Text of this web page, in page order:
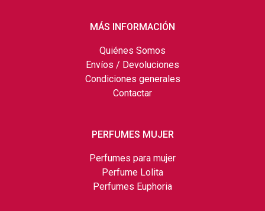
MÁS INFORMACIÓN
Quiénes Somos
Envíos / Devoluciones
Condiciones generales
Contactar
PERFUMES MUJER
Perfumes para mujer
Perfume Lolita
Perfumes Euphoria